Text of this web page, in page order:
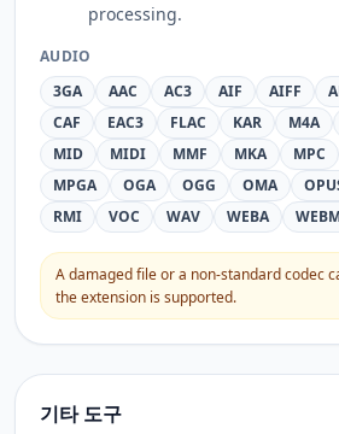
processing.
AUDIO
3GA
AAC AC3 AIF AIFF
CAF
EAC3 FLAC KAR M4A
MID
MIDI MMF MKA MPC
MPGA
OGA OGG OMA
RMI
VOC WAV WEBA
A damaged file or a non-standard codec
the extension is supported.
기타 도구